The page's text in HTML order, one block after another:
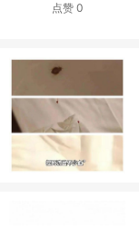
点赞0